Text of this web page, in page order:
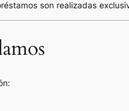
son realizadas